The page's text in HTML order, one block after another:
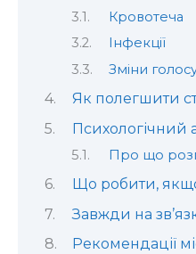
Кровотеча
Інфекції
Зміни
Як полегшити
Психологічний
Про що
Що робити,
Завжди на
Рекомендації